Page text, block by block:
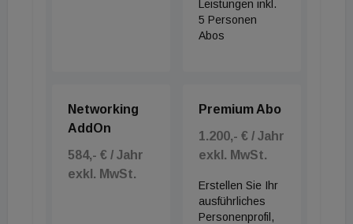
Leistungen inkl.
5 Personen
Abos
Networking
AddOn
584,- € / Jahr
exkl. MwSt.
Premium Abo
1.200,- € / Jahr
exkl. MwSt.
Erstellen Sie Ihr
ausführliches
Personenprofil,